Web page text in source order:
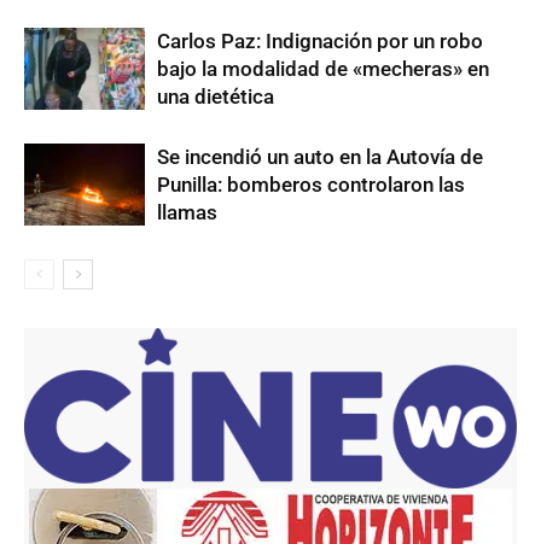
Carlos Paz: Indignación por un robo
bajo la modalidad de «mecheras» en
una dietética
Se incendió un auto en la Autovía de
Punilla: bomberos controlaron las
llamas